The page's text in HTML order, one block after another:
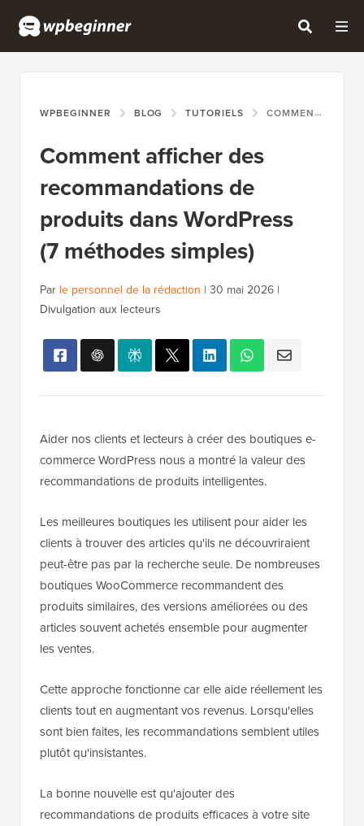
WPBEGINNER BLOG TUTORIELS COMMENT AFFICHER DES RECOMMANDATIONS DE PRODUITS DANS WORDPRESS (7 MÉTHODES SIMPLES)
Comment afficher des
recommandations de
produits dans WordPress
(7 méthodes simples)
Par le personnel de la rédaction | 30 mai 2026 |
Divulgation aux lecteurs
Aider nos clients et lecteurs à créer des boutiques e-
commerce WordPress nous a montré la valeur des
recommandations de produits intelligentes.
Les meilleures boutiques les utilisent pour aider les
clients à trouver des articles qu'ils ne découvriraient
peut-être pas par la recherche seule. De nombreuses
boutiques WooCommerce recommandent des
produits similaires, des versions améliorées ou des
articles souvent achetés ensemble pour augmenter
les ventes.
Cette approche fonctionne car elle aide réellement les
clients tout en augmentant vos revenus. Lorsqu'elles
sont bien faites, les recommandations semblent utiles
plutôt qu'insistantes.
La bonne nouvelle est qu'ajouter des
recommandations de produits efficaces à votre site